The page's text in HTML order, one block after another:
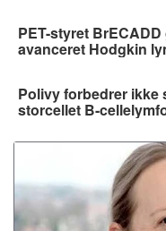
PET-styret
avanceret Hodgkin
Polivy forbedrer ikke
storcellet B-